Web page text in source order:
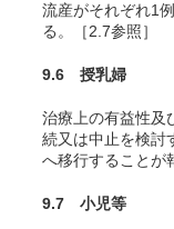
流産がそれぞれ1
る。［2.7参照］
9.6 授乳婦
治療上の有益性及
続又は中止を検討
へ移行することが
9.7 小児等